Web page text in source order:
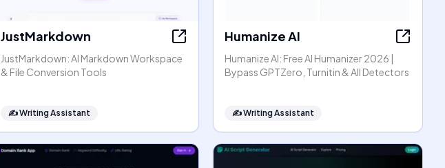
JustMarkdown
JustMarkdown: AI Markdown Workspace
& File Conversion Tools
✍️Writing Assistant
Humanize AI
Humanize AI: Free AI Humanizer 2026 |
Bypass GPTZero, Turnitin & All Detectors
✍️Writing Assistant